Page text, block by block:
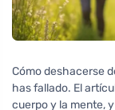
Cómo deshacerse
has fallado. El
cuerpo y la mente,